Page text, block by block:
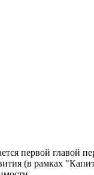
первой главой
(в рамках